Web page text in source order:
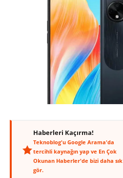
Haberleri Kaçırma!
Teknoblog'u Google Arama'da
tercihli kaynağın yap ve En Çok
Okunan Haberler'de bizi daha sık
gör.